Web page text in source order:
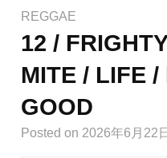
REGGAE
12 /
MITE / LIFE /
GOOD
Posted on 2026年6月22日